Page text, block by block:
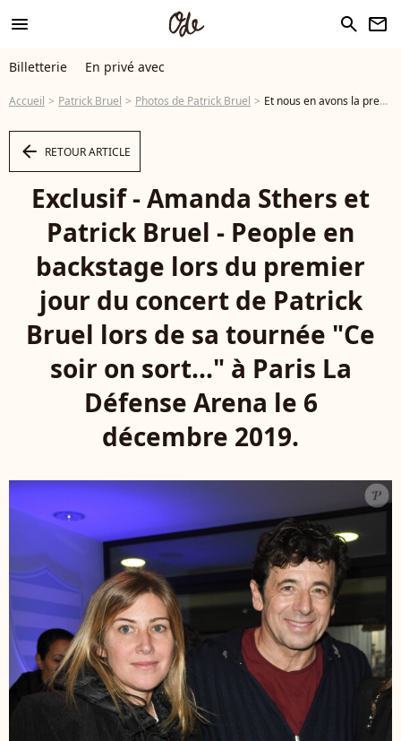
menu search newsletter
Billetterie En privé avec
Accueil Patrick Bruel Photos de Patrick Bruel Et nous en avons la preuve ! Exclusif - Amanda Sthers et Patrick Bruel - People en backstage lors du premier jour du concert de Patrick Bruel lors de sa tournée "Ce soir on sort..." à Paris La Défense Arena le 6 décembre 2019. © Coadic Guirec/Bestimage - Photo
arrow_left RETOUR ARTICLE
Exclusif - Amanda Sthers et
Patrick Bruel - People en
backstage lors du premier
jour du concert de Patrick
Bruel lors de sa tournée "Ce
soir on sort..." à Paris La
Défense Arena le 6
décembre 2019.